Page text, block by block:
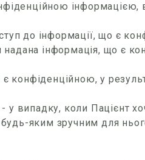
інформацією,
до інформації, що є
інформація, що є
конфіденційною, у
у випадку, коли Пацієнт
яким зручним для